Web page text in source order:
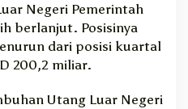
Negeri Pemerintah
berlanjut. Posisinya
dari posisi kuartal
200,2 miliar.
Utang Luar Negeri